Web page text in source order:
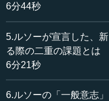
りますが、モンテスキ
ものを考え、世の中の
る人だという印象を受
どちらかというと頭で
のかというところまで
ものだったのでしょうか
6分44秒
5.ルソーが宣言した、
る際の二重の課題とは
6分21秒
6.ルソーの「一般意志